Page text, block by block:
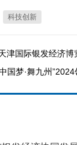
科技创新
津国际银发经济
国梦·舞九州